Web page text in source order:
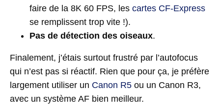
faire de la 8K 60 FPS, les cartes CF-Express
se remplissent trop vite !).
Pas de détection des oiseaux.
Finalement, j’étais surtout frustré par l’autofocus
qui n’est pas si réactif. Rien que pour ça, je préfère
largement utiliser un Canon R5 ou un Canon R3,
avec un système AF bien meilleur.